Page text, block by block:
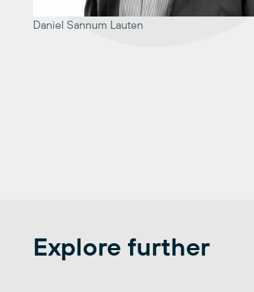
Daniel Sannum Lauten
Explore further